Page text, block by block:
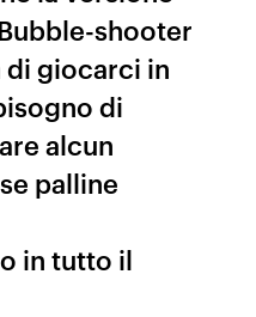
shooter
giocarci in
di
alcun
palline
in tutto il